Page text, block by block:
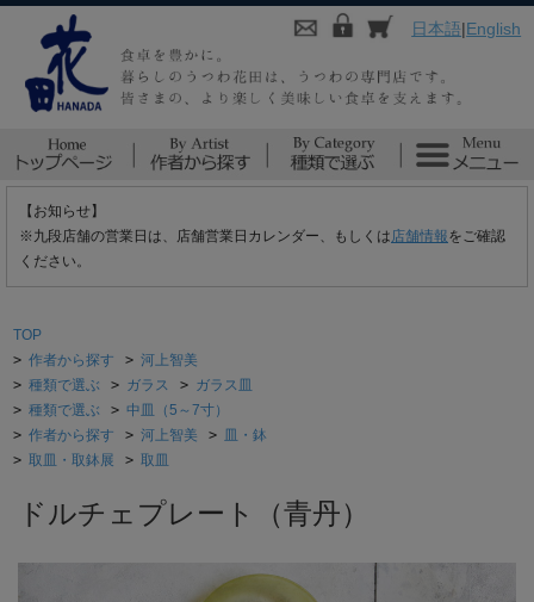
日本語|English
【お知らせ】
※九段店舗の営業日は、店舗営業日カレンダー、もしくは 店舗情報をご確認
ください。
TOP
> 作者から探す > 河上智美
> 種類で選ぶ > ガラス > ガラス皿
> 種類で選ぶ > 中皿（5～7寸）
> 作者から探す > 河上智美 > 皿・鉢
> 取皿・取鉢展 > 取皿
ドルチェプレート（青丹）